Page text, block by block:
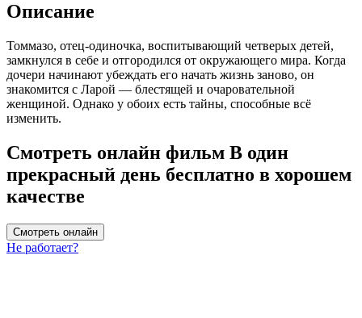
Описание
Томмазо, отец-одиночка, воспитывающий четверых детей,
замкнулся в себе и отгородился от окружающего мира. Когда
дочери начинают убеждать его начать жизнь заново, он
знакомится с Ларой — блестящей и очаровательной
женщиной. Однако у обоих есть тайны, способные всё
изменить.
Смотреть онлайн фильм В один
прекрасный день бесплатно в хорошем
качестве
Смотреть онлайн
Не работает?